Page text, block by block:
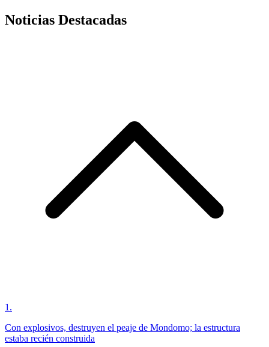
Noticias Destacadas
1 .
Con explosivos, destruyen el peaje de Mondomo; la estructura
estaba recién construida